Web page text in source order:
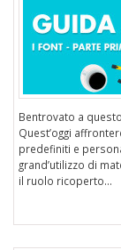
Bentrovato a
Quest’oggi
predefiniti e
grand’utilizzo di
il ruolo ricoperto...